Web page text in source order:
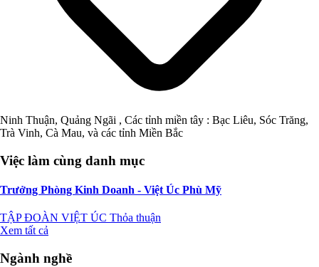
Ninh Thuận, Quảng Ngãi , Các tỉnh miền tây : Bạc Liêu, Sóc Trăng,
Trà Vinh, Cà Mau, và các tỉnh Miền Bắc
Việc làm cùng danh mục
Trưởng Phòng Kinh Doanh - Việt Úc Phù Mỹ
TẬP ĐOÀN VIỆT ÚC Thỏa thuận
Xem tất cả
Ngành nghề